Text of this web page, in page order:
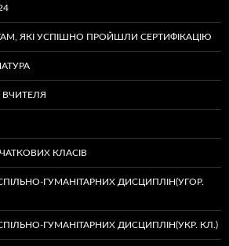
ЯКІ УСПІШНО ПРОЙШЛИ СЕРТИФІКАЦІЮ
КЛАСІВ
ГУМАНІТАРНИХ ДИСЦИПЛІН(УГОР.
ГУМАНІТАРНИХ ДИСЦИПЛІН(УКР. КЛ.)